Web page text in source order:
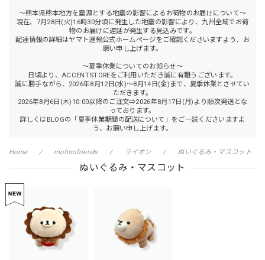
～熊本県熊本地方を震源とする地震の影響によるお荷物のお届けについて～
現在、7月28日(火)16時30分頃に発生した地震の影響により、九州全域でお荷
物のお届けに遅延が発生する見込みです。
配達情報の詳細はヤマト運輸公式ホームページをご確認くださいますよう、お
願い申し上げます。
～夏季休業についてのお知らせ～
日頃より、ACCENTSTOREをご利用いただき誠に有難うございます。
誠に勝手ながら、2026年8月12日(水)～8月14日(金)まで、夏季休業とさせてい
ただきます。
2026年8月6日(木)10:00以降のご注文⇒2026年8月17日(月)より順次発送とな
っております。
詳しくはBLOGの「夏季休業期間の配送について」をご一読くださいますよ
う、お願い申し上げます。
Home mofmofriends ライオン ぬいぐるみ・マスコット
ぬいぐるみ・マスコット